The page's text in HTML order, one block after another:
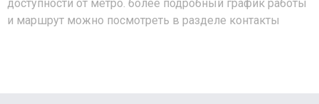
доступности от метро. более подробный график работы
и маршрут можно посмотреть в разделе контакты